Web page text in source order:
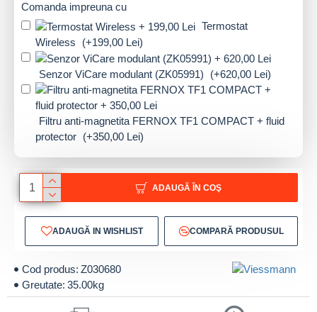
Cod produs: Z030680
Greutate: 35.00kg
Comanda impreuna cu
Termostat
Wireless
(+199,00 Lei)
Senzor ViCare modulant (ZK05991) (+620,00 Lei)
Filtru anti-magnetita FERNOX TF1 COMPACT + fluid
protector (+350,00 Lei)
ADAUGĂ ÎN COŞ
ADAUGĂ IN WISHLIST COMPARĂ PRODUSUL